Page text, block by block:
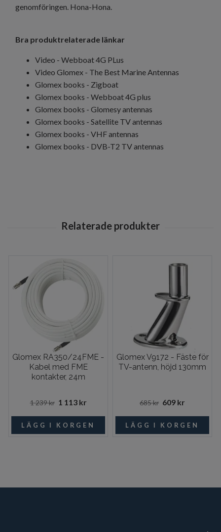
genomföringen. Hona-Hona.
Bra produktrelaterade länkar
Video - Webboat 4G PLus
Video Glomex - The Best Marine Antennas
Glomex books - Zigboat
Glomex books - Webboat 4G plus
Glomex books - Glomesy antennas
Glomex books - Satellite TV antennas
Glomex books - VHF antennas
Glomex books - DVB-T2 TV antennas
Glomex RA350/24FME -
Kabel med FME
kontakter, 24m
1 239 kr 1 113 kr
Glomex V9172 - Fäste för
TV-antenn, höjd 130mm
685 kr 609 kr